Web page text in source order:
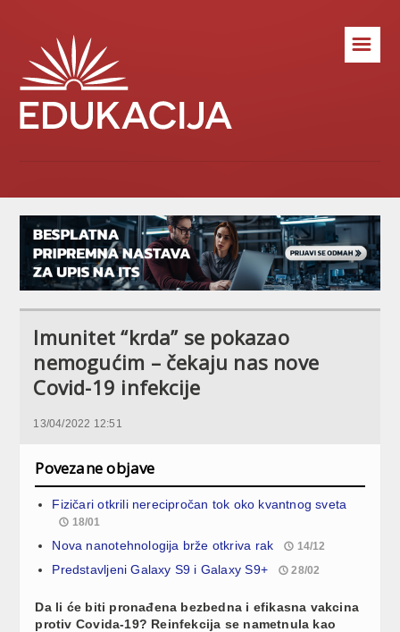
☰
Imunitet “krda” se pokazao
nemogućim – čekaju nas nove
Covid-19 infekcije
13/04/2022 12:51
Povezane objave
Fizičari otkrili nerecipročan tok oko kvantnog sveta
18/01
Nova nanotehnologija brže otkriva rak 14/12
Predstavljeni Galaxy S9 i Galaxy S9+ 28/02
Da li će biti pronađena bezbedna i efikasna vakcina
protiv Covida-19? Reinfekcija se nametnula kao